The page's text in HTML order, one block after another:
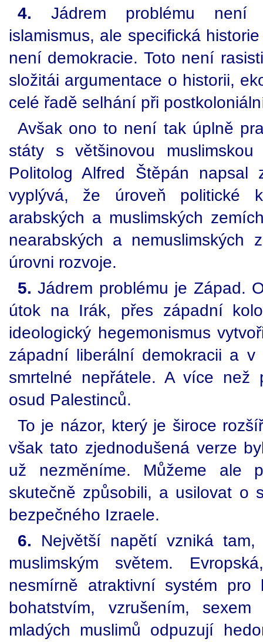
4. Jádrem problému není
islamismus, ale specifická
není demokracie. Toto není
složitái argumentace o historii,
celé řadě selhání při
Avšak ono to není tak úplně
státy s většinovou
Politolog Alfred Štěpán napsal
vyplývá, že úroveň politické
arabských a muslimských
nearabských a nemuslimských
úrovni rozvoje.
5. Jádrem problému je Západ.
útok na Irák, přes západní
ideologický hegemonismus
západní liberální demokracii a
smrtelné nepřátele. A více než
osud Palestinců.
To je názor, který je široce
však tato zjednodušená verze
už nezměníme. Můžeme ale
skutečně způsobili, a usilovat o
bezpečného Izraele.
6. Největší napětí vzniká
muslimským světem.
nesmírně atraktivní systém
bohatstvím, vzrušením,
mladých muslimů odpuzují